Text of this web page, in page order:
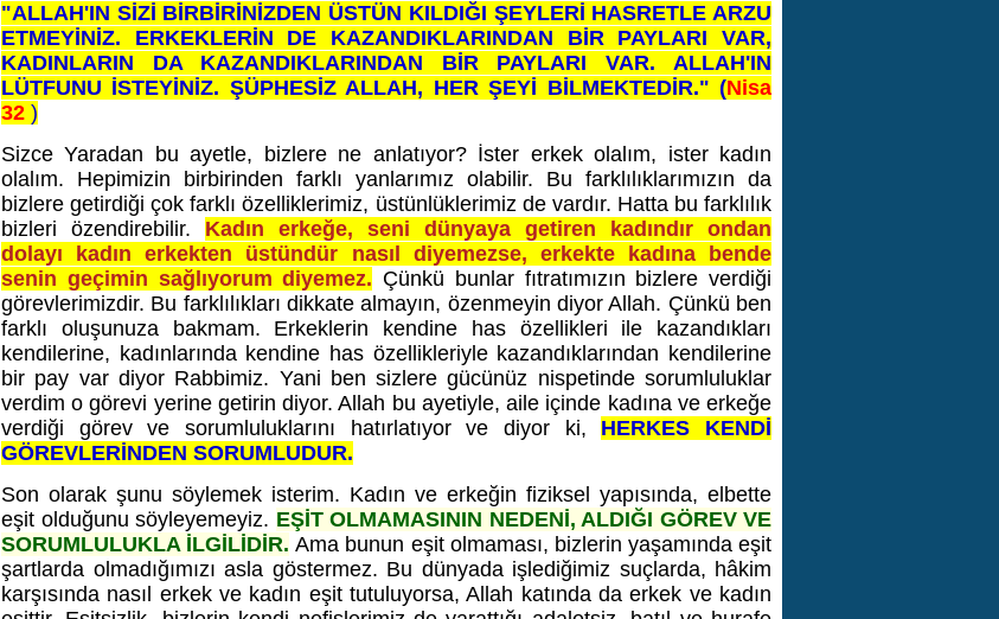
"ALLAH'IN SİZİ BİRBİRİNİZDEN ÜSTÜN KILDIĞI ŞEYLERİ HASRETLE ARZU
ETMEYİNİZ. ERKEKLERİN DE KAZANDIKLARINDAN BİR PAYLARI VAR,
KADINLARIN DA KAZANDIKLARINDAN BİR PAYLARI VAR. ALLAH'IN
LÜTFUNU İSTEYİNİZ. ŞÜPHESİZ ALLAH, HER ŞEYİ BİLMEKTEDİR." (Nisa
32 )
Sizce Yaradan bu ayetle, bizlere ne anlatıyor? İster erkek olalım, ister kadın
olalım. Hepimizin birbirinden farklı yanlarımız olabilir. Bu farklılıklarımızın da
bizlere getirdiği çok farklı özelliklerimiz, üstünlüklerimiz de vardır. Hatta bu farklılık
bizleri özendirebilir. Kadın erkeğe, seni dünyaya getiren kadındır ondan
dolayı kadın erkekten üstündür nasıl diyemezse, erkekte kadına bende
senin geçimin sağlıyorum diyemez. Çünkü bunlar fıtratımızın bizlere verdiği
görevlerimizdir. Bu farklılıkları dikkate almayın, özenmeyin diyor Allah. Çünkü ben
farklı oluşunuza bakmam. Erkeklerin kendine has özellikleri ile kazandıkları
kendilerine, kadınlarında kendine has özellikleriyle kazandıklarından kendilerine
bir pay var diyor Rabbimiz. Yani ben sizlere gücünüz nispetinde sorumluluklar
verdim o görevi yerine getirin diyor. Allah bu ayetiyle, aile içinde kadına ve erkeğe
verdiği görev ve sorumluluklarını hatırlatıyor ve diyor ki, HERKES KENDİ
GÖREVLERİNDEN SORUMLUDUR.
Son olarak şunu söylemek isterim. Kadın ve erkeğin fiziksel yapısında, elbette
eşit olduğunu söyleyemeyiz. EŞİT OLMAMASININ NEDENİ, ALDIĞI GÖREV VE
SORUMLULUKLA İLGİLİDİR. Ama bunun eşit olmaması, bizlerin yaşamında eşit
şartlarda olmadığımızı asla göstermez. Bu dünyada işlediğimiz suçlarda, hâkim
karşısında nasıl erkek ve kadın eşit tutuluyorsa, Allah katında da erkek ve kadın